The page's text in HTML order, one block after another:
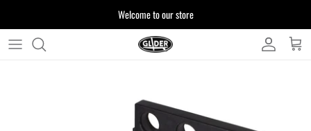
ッ
Welcome to our store
お客様からいただいたご質問をまとめており
ます